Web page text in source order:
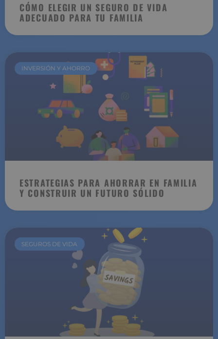
CÓMO ELEGIR UN SEGURO DE VIDA
ADECUADO PARA TU FAMILIA
INVERSIÓN Y AHORRO
ESTRATEGIAS PARA AHORRAR EN FAMILIA
Y CONSTRUIR UN FUTURO SÓLIDO
SEGUROS DE VIDA